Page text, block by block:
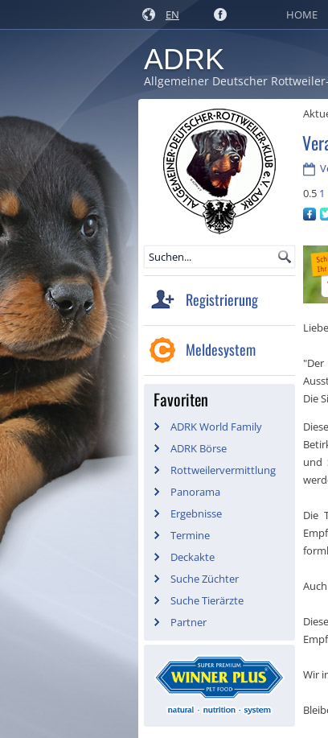
EN HOME
ADRK
Allgemeiner Deutscher
Registrierung
Meldesystem
Favoriten
ADRK World Family
ADRK Börse
Rottweilervermittlung
Panorama
Ergebnisse
Termine
Deckakte
Suche Züchter
Suche Tierärzte
Partner
0.5 1
Die
und
Die
Wir